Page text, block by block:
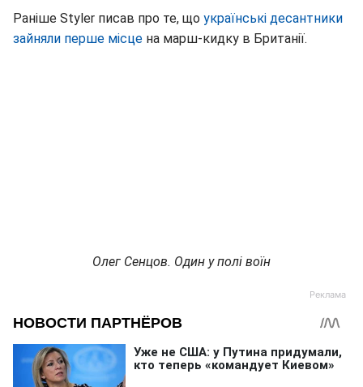
Раніше Styler писав про те, що українські десантники
зайняли перше місце на марш-кидку в Британії.
Олег Сенцов. Один у полі воїн